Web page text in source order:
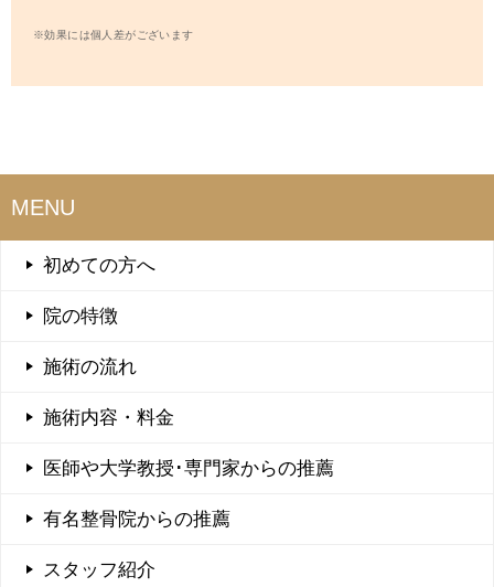
※効果には個人差がございます
MENU
初めての方へ
院の特徴
施術の流れ
施術内容・料金
医師や大学教授･専門家からの推薦
有名整骨院からの推薦
スタッフ紹介